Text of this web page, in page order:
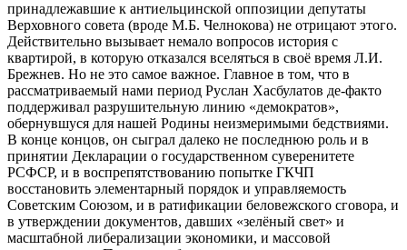
принадлежавшие к антиельцинской оппозиции депутаты
Верховного совета (вроде М.Б. Челнокова) не отрицают этого.
Действительно вызывает немало вопросов история с
квартирой, в которую отказался вселяться в своё время Л.И.
Брежнев. Но не это самое важное. Главное в том, что в
рассматриваемый нами период Руслан Хасбулатов де-факто
поддерживал разрушительную линию «демократов»,
обернувшуся для нашей Родины неизмеримыми бедствиями.
В конце концов, он сыграл далеко не последнюю роль и в
принятии Декларации о государственном суверенитете
РСФСР, и в воспрепятствованию попытке ГКЧП
восстановить элементарный порядок и управляемость
Советским Союзом, и в ратификации беловежского сговора, и
в утверждении документов, давших «зелёный свет» и
масштабной либерализации экономики, и массовой